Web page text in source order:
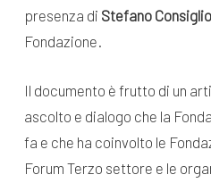
presenza di Stefano Consiglio
Fondazione.
Il documento è frutto di un
ascolto e dialogo che la
fa e che ha coinvolto le
Forum Terzo settore e le